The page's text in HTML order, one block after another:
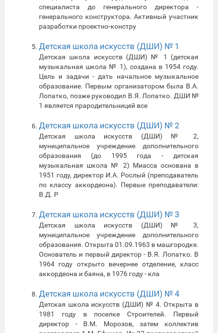
специалиста до генерального директора -
генерального конструктора. Активный участник
разработки проектно-констру
Детская школа искусств (ДШИ) № 1
Детская школа искусств (ДШИ) № 1 (детская
музыкальная школа № 1), создана в 1954 году.
Цель и задачи - дать начальное музыкальное
образование. Первым организатором была В.А.
Лопатко, позже руководил В.Я. Лопатко. ДШИ №
1 является прародительницей все
Детская школа искусств (ДШИ) № 2
Детская школа искусств (ДШИ) № 2,
муниципальное учреждение дополнительного
образования (до 1995 года - детская
музыкальная школа № 2) Миасса основана в
1951 году, директор И.А. Рослый (преподаватель
по классу аккордеона). Первые преподаватели:
В.Д. Р
Детская школа искусств (ДШИ) № 3
Детская школа искусств (ДШИ) № 3,
муниципальное учреждение дополнительного
образования. Открыта 01.09.1963 в машгородке.
Основатель и первый директор - В.Я. Лопатко. В
1964 году открыто вечернее отделение, класс
аккордеона и баяна, в 1976 году - кла
Детская школа искусств (ДШИ) № 4
Детская школа искусств (ДШИ) № 4. Открыта в
1981 году в поселке Строителей. Первый
директор - В.М. Морозов, затем коллектив